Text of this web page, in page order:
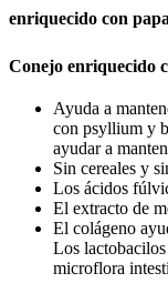
enriquecido con
Conejo enriquecido
Ayuda a
con psyllium y
ayudar a
Sin cereales y
Los ácidos
El extracto de
El colágeno
Los
microflora